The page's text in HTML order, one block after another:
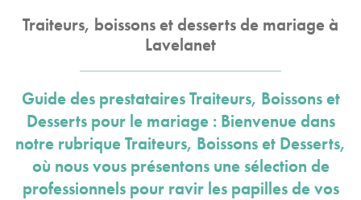
Traiteurs, boissons et desserts de mariage à
Lavelanet
Guide des prestataires Traiteurs, Boissons et
Desserts pour le mariage : Bienvenue dans
notre rubrique Traiteurs, Boissons et Desserts,
où nous vous présentons une sélection de
professionnels pour ravir les papilles de vos